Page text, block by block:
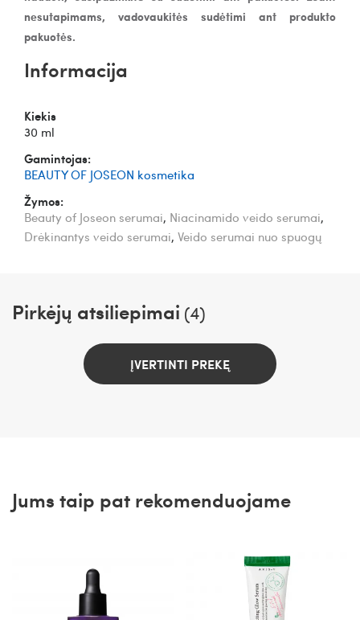
nesutapimams, vadovaukitės sudėtimi ant produkto
pakuotės.
Informacija
Kiekis
30 ml
Gamintojas:
BEAUTY OF JOSEON kosmetika
Žymos:
Beauty of Joseon serumai, Niacinamido veido serumai,
Drėkinantys veido serumai, Veido serumai nuo spuogų
Pirkėjų atsiliepimai (4)
ĮVERTINTI PREKĘ
Jums taip pat rekomenduojame